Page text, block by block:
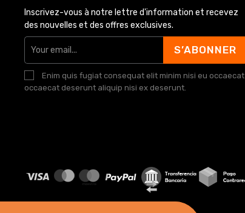
Inscrivez-vous à notre lettre d'information et recevez
des nouvelles et des offres exclusives.
S’ABONNER
Enim quis fugiat consequat elit minim nisi eu occaecat
occaecat deserunt aliquip nisi ex deserunt.